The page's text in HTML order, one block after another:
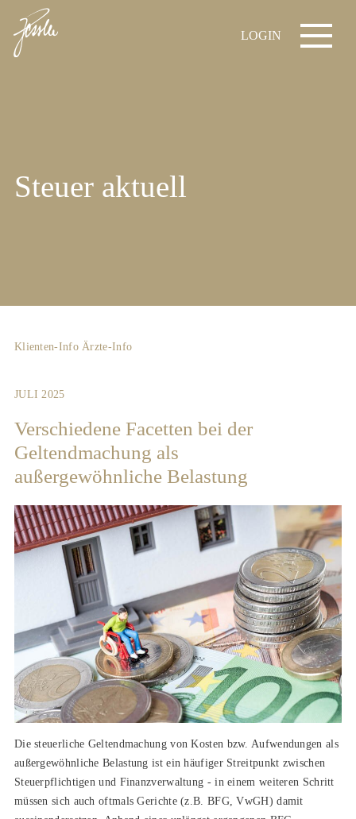
LOGIN
Steuer aktuell
Klienten-Info Ärzte-Info
JULI 2025
Verschiedene Facetten bei der
Geltendmachung als
außergewöhnliche Belastung
Die steuerliche Geltendmachung von Kosten bzw. Aufwendungen als
außergewöhnliche Belastung ist ein häufiger Streitpunkt zwischen
Steuerpflichtigen und Finanzverwaltung - in einem weiteren Schritt
müssen sich auch oftmals Gerichte (z.B. BFG, VwGH) damit